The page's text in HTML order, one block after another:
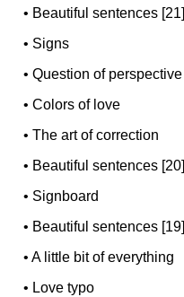
• Beautiful sentences [21]
• Signs
•Question of perspective
•Colors of love
•The art of correction
• Beautiful sentences [20]
• Signboard
• Beautiful sentences [19]
•A little bit of everything
• Love typo